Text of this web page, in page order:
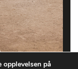
på